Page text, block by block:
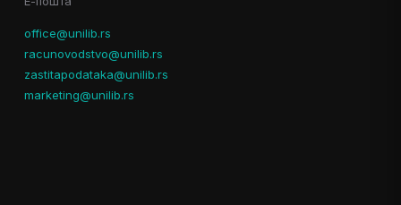
office@unilib.rs
racunovodstvo@unilib.rs
zastitapodataka@unilib.rs
marketing@unilib.rs